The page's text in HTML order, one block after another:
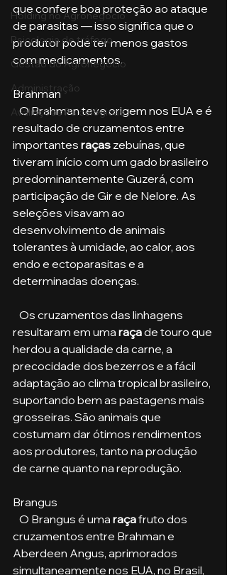
Holding no Agronegócio
Psicologia de tráfego
Gestão do Agronegócio
Administração
Avaliações Psicológicas
que confere boa proteção ao ataque
de parasitas — isso significa que o
produtor pode ter menos gastos
com medicamentos.
Brahman
   O Brahman teve origem nos EUA e é
resultado de cruzamentos entre
importantes raças zebuínas, que
tiveram início com um gado brasileiro
predominantemente Guzerá, com
participação de Gir e de Nelore. As
seleções visavam ao
desenvolvimento de animais
tolerantes à umidade, ao calor, aos
endo e ectoparasitas e a
determinadas doenças.
resultaram em uma raça de touro que
herdou a qualidade da carne, a
precocidade dos bezerros e a fácil
adaptação ao clima tropical brasileiro,
suportando bem as pastagens mais
grosseiras. São animais que
costumam dar ótimos rendimentos
aos produtores, tanto na produção
de carne quanto na reprodução.
Brangus
   O Brangus é uma
raça fruto dos
cruzamentos entre Brahman e
Aberdeen Angus, aprimorados
simultaneamente nos EUA, no Brasil,